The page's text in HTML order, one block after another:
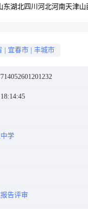
东湖北四川 河北河南天津山
宜春市 丰城市
学
告评审